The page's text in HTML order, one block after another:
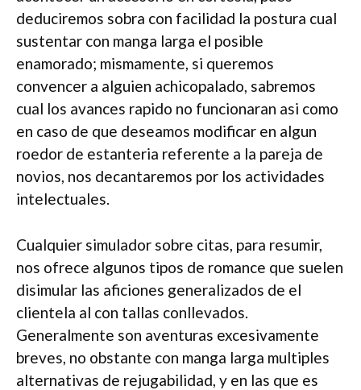
deduciremos sobra con facilidad la postura cual
sustentar con manga larga el posible
enamorado; mismamente, si queremos
convencer a alguien achicopalado, sabremos
cual los avances rapido no funcionaran asi­ como
en caso de que deseamos modificar en algun
roedor de estanteria referente a la pareja de
novios, nos decantaremos por los actividades
intelectuales.
Cualquier simulador sobre citas, para resumir,
nos ofrece algunos tipos de romance que suelen
disimular las aficiones generalizados de el
clientela al con tallas conllevados.
Generalmente son aventuras excesivamente
breves, no obstante con manga larga multiples
alternativas de rejugabilidad, y en las que es